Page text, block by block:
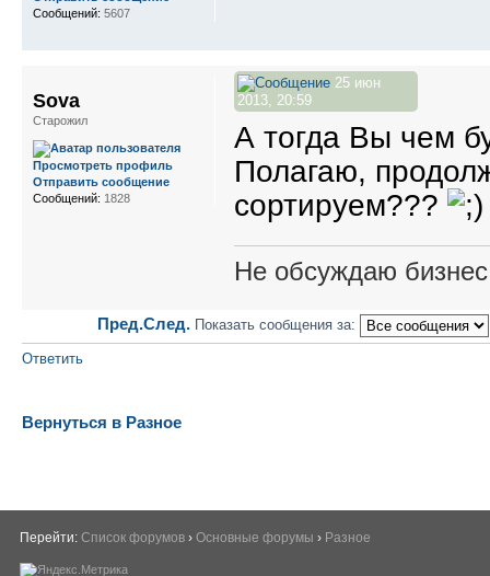
Сообщений: 5607
25 июн
2013, 20:59
А тогда Вы чем
Полагаю,
сортируем???
Не обсуждаю
Sova
Старожил
Просмотреть профиль
Отправить сообщение
Сообщений: 1828
Пред.След. Показать сообщения за:
Ответить
Вернуться в Разное
Перейти: Список форумов › Основные форумы › Разное